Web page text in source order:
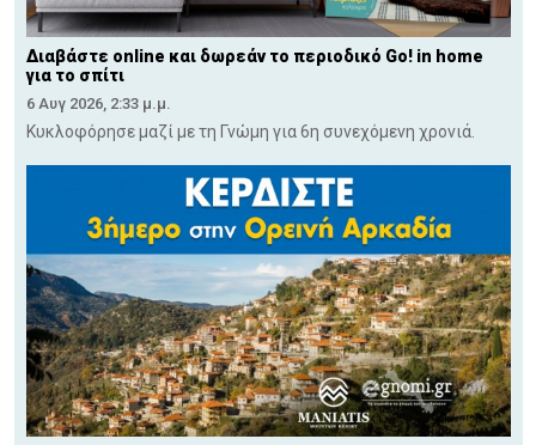
Διαβάστε online και δωρεάν το περιοδικό Go! in home
για το σπίτι
6 Αυγ 2026, 2:33 μ.μ.
Κυκλοφόρησε μαζί με τη Γνώμη για 6η συνεχόμενη χρονιά.